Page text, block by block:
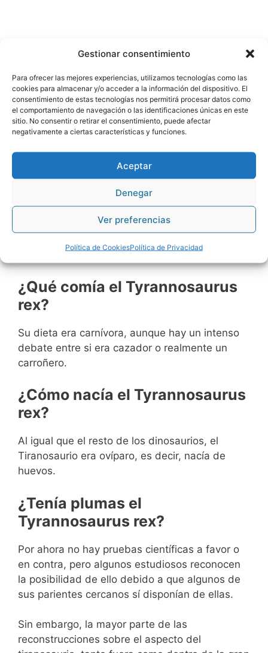
Gestionar consentimiento
Para ofrecer las mejores experiencias, utilizamos tecnologías como las
cookies para almacenar y/o acceder a la información del dispositivo. El
consentimiento de estas tecnologías nos permitirá procesar datos como
el comportamiento de navegación o las identificaciones únicas en este
sitio. No consentir o retirar el consentimiento, puede afectar
negativamente a ciertas características y funciones.
Aceptar
Denegar
Ver preferencias
Política de CookiesPolítica de Privacidad
¿Qué comía el Tyrannosaurus
rex?
Su dieta era carnívora, aunque hay un intenso
debate entre si era cazador o realmente un
carroñero.
¿Cómo nacía el Tyrannosaurus
rex?
Al igual que el resto de los dinosaurios, el
Tiranosaurio era ovíparo, es decir, nacía de
huevos.
¿Tenía plumas el
Tyrannosaurus rex?
Por ahora no hay pruebas científicas a favor o
en contra, pero algunos estudiosos reconocen
la posibilidad de ello debido a que algunos de
sus parientes cercanos sí disponían de ellas.
Sin embargo, la mayor parte de las
reconstrucciones sobre el aspecto del